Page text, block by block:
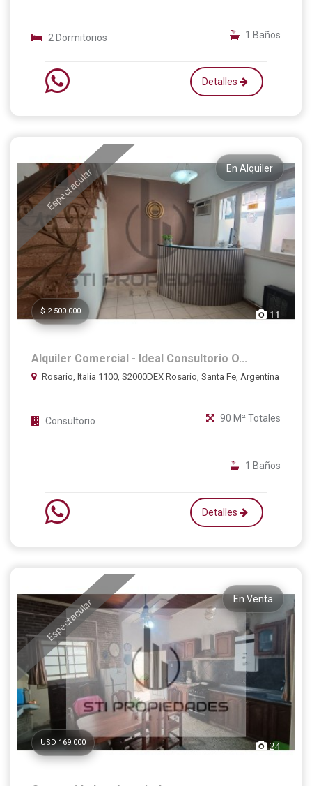
2 Dormitorios 1 Baños
Detalles
Espectacular En Alquiler
$ 2.500.000 11
Alquiler Comercial - Ideal Consultorio O...
Rosario, Italia 1100, S2000DEX Rosario, Santa Fe, Argentina
Consultorio 90 M² Totales
1 Baños
Detalles
Espectacular En Venta
USD 169.000 24